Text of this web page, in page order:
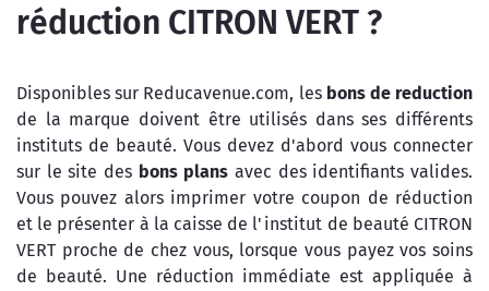
réduction CITRON VERT ?
Disponibles sur Reducavenue.com, les bons de reduction
de la marque doivent être utilisés dans ses différents
instituts de beauté. Vous devez d'abord vous connecter
sur le site des bons plans avec des identifiants valides.
Vous pouvez alors imprimer votre coupon de réduction
et le présenter à la caisse de l'institut de beauté CITRON
VERT proche de chez vous, lorsque vous payez vos soins
de beauté. Une réduction immédiate est appliquée à